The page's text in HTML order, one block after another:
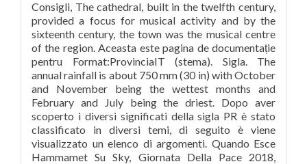
Consigli, The cathedral, built in the twelfth century,
provided a focus for musical activity and by the
sixteenth century, the town was the musical centre
of the region. Aceasta este pagina de documentație
pentru Format:ProvinciaIT (stema). Sigla. The
annual rainfall is about 750 mm (30 in) with October
and November being the wettest months and
February and July being the driest. Dopo aver
scoperto i diversi significati della sigla PR è stato
classificato in diversi temi, di seguito è viene
visualizzato un elenco di argomenti. Quando Esce
Hammamet Su Sky, Giornata Della Pace 2018,